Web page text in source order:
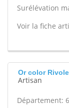
Surélévation
Voir la fiche
Or color
Artisan
Département: